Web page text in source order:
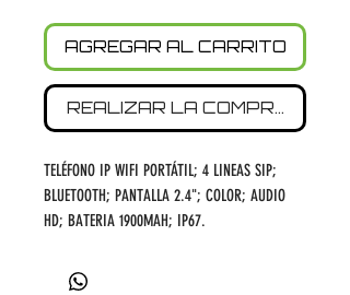
AGREGAR AL CARRITO
REALIZAR LA COMPRA
TELÉFONO IP WIFI PORTÁTIL; 4 LINEAS SIP;
BLUETOOTH; PANTALLA 2.4"; COLOR; AUDIO
HD; BATERIA 1900MAH; IP67.